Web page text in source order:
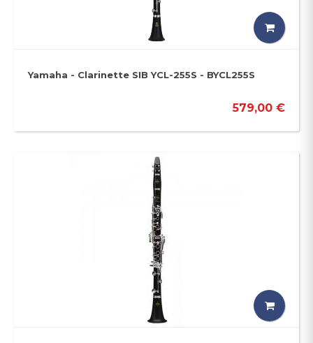
Yamaha - Clarinette SIB YCL-255S - BYCL255S
579,00 €